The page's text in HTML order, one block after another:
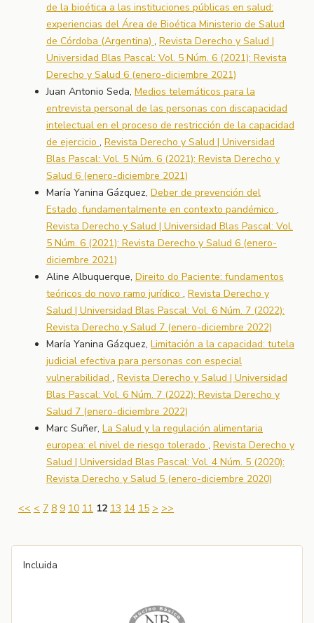
de la bioética a las instituciones públicas en salud:
experiencias del Área de Bioética Ministerio de Salud
de Córdoba (Argentina) , Revista Derecho y Salud |
Universidad Blas Pascal: Vol. 5 Núm. 6 (2021): Revista
Derecho y Salud 6 (enero-diciembre 2021)
Juan Antonio Seda, Medios telemáticos para la
entrevista personal de las personas con discapacidad
intelectual en el proceso de restricción de la capacidad
de ejercicio , Revista Derecho y Salud | Universidad
Blas Pascal: Vol. 5 Núm. 6 (2021): Revista Derecho y
Salud 6 (enero-diciembre 2021)
María Yanina Gázquez, Deber de prevención del
Estado, fundamentalmente en contexto pandémico ,
Revista Derecho y Salud | Universidad Blas Pascal: Vol.
5 Núm. 6 (2021): Revista Derecho y Salud 6 (enero-
diciembre 2021)
Aline Albuquerque, Direito do Paciente: fundamentos
teóricos do novo ramo jurídico , Revista Derecho y
Salud | Universidad Blas Pascal: Vol. 6 Núm. 7 (2022):
Revista Derecho y Salud 7 (enero-diciembre 2022)
María Yanina Gázquez, Limitación a la capacidad: tutela
judicial efectiva para personas con especial
vulnerabilidad , Revista Derecho y Salud | Universidad
Blas Pascal: Vol. 6 Núm. 7 (2022): Revista Derecho y
Salud 7 (enero-diciembre 2022)
Marc Suñer, La Salud y la regulación alimentaria
europea: el nivel de riesgo tolerado , Revista Derecho y
Salud | Universidad Blas Pascal: Vol. 4 Núm. 5 (2020):
Revista Derecho y Salud 5 (enero-diciembre 2020)
<< < 7 8 9 10 11 12 13 14 15 > >>
Incluida